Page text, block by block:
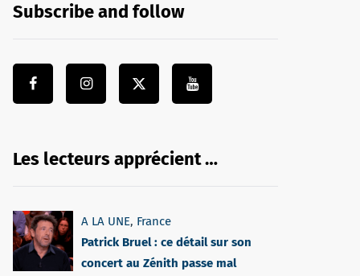
Subscribe and follow
Les lecteurs apprécient …
A LA UNE, France
Patrick Bruel : ce détail sur son
concert au Zénith passe mal